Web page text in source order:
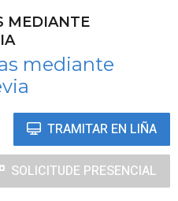
MEDIANTE
mediante
TRAMITAR EN LIÑA
SOLICITUDE PRESENCIAL